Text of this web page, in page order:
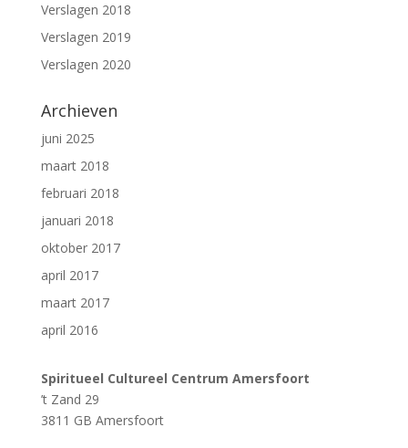
Verslagen 2018
Verslagen 2019
Verslagen 2020
Archieven
juni 2025
maart 2018
februari 2018
januari 2018
oktober 2017
april 2017
maart 2017
april 2016
Spiritueel Cultureel Centrum Amersfoort
’t Zand 29
3811 GB Amersfoort